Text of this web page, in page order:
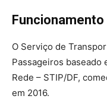
O Serviço de
Passageiros baseado
Rede – STIP/DF,
em 2016.